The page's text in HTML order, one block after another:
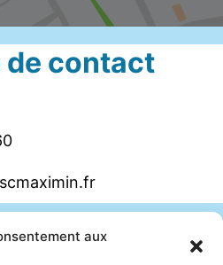
aux
de contact